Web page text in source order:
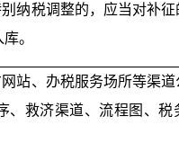
纳税调整的，应当对补
。
站、办税服务场所等渠
、救济渠道、流程图、税